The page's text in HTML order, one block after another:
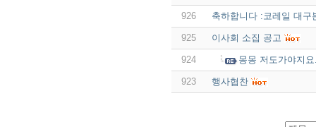
926 축하합니다 :코레일 대구
925 이사회 소집 공고
924 몽몽 저도가야지
923 행사협찬